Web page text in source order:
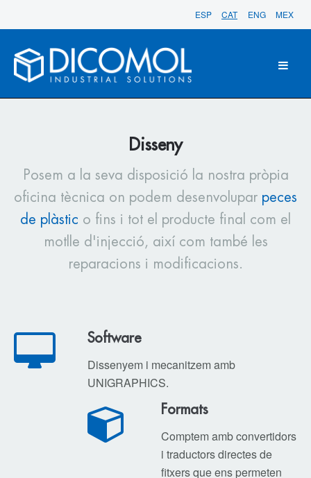
ESP CAT ENG MEX
Disseny
Posem a la seva disposició la nostra pròpia
oficina tècnica on podem desenvolupar peces
de plàstic o fins i tot el producte final com el
motlle d'injecció, així com també les
reparacions i modificacions.
Software
Dissenyem i mecanitzem amb
UNIGRAPHICS.
Formats
Comptem amb convertidors
i traductors directes de
fitxers que ens permeten